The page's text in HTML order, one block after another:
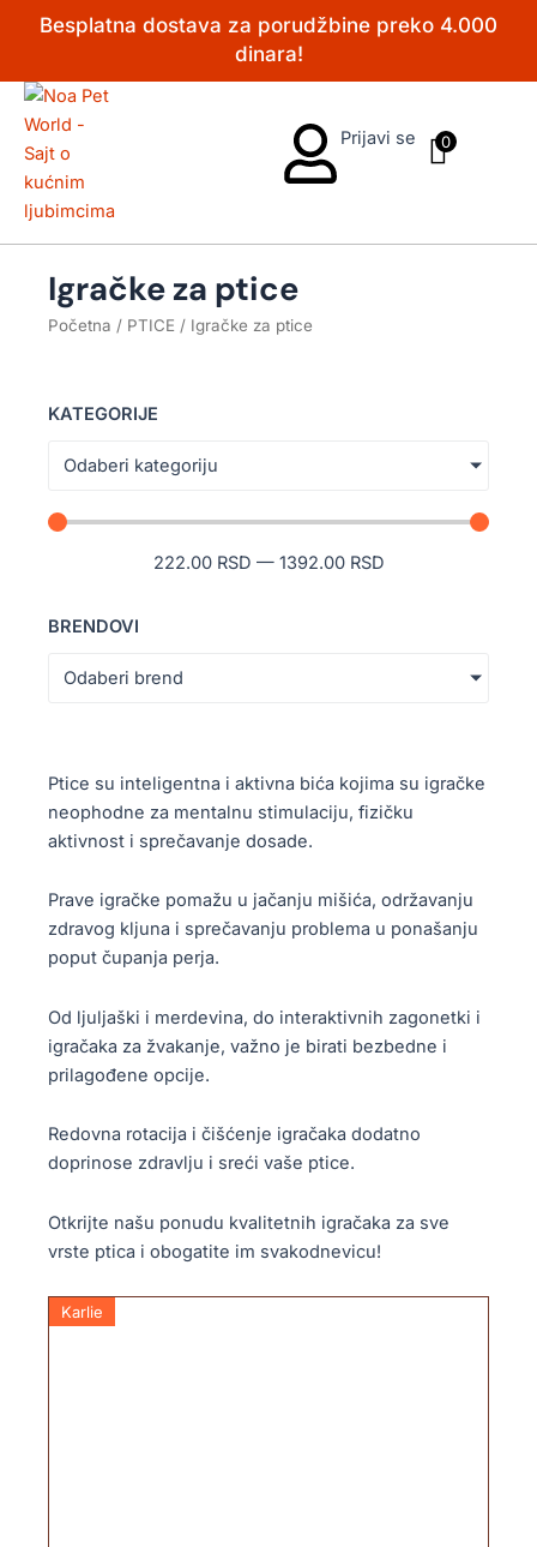
PređiBesplatna dostava za porudžbine preko 4.000
dinara!
Prijavi se 0
Igračke za ptice
Početna / PTICE / Igračke za ptice
KATEGORIJE
Odaberi kategoriju
222.00 RSD — 1392.00 RSD
BRENDOVI
Odaberi brend
Ptice su inteligentna i aktivna bića kojima su igračke
neophodne za mentalnu stimulaciju, fizičku
aktivnost i sprečavanje dosade.
Prave igračke pomažu u jačanju mišića, održavanju
zdravog kljuna i sprečavanju problema u ponašanju
poput čupanja perja.
Od ljuljaški i merdevina, do interaktivnih zagonetki i
igračaka za žvakanje, važno je birati bezbedne i
prilagođene opcije.
Redovna rotacija i čišćenje igračaka dodatno
doprinose zdravlju i sreći vaše ptice.
Otkrijte našu ponudu kvalitetnih igračaka za sve
vrste ptica i obogatite im svakodnevicu!
Karlie